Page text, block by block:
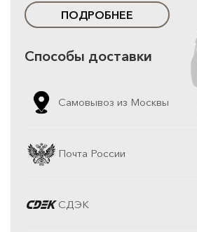
ПОДРОБНЕЕ
Способы доставки
Самовывоз из Москвы
Почта России
СДЭК